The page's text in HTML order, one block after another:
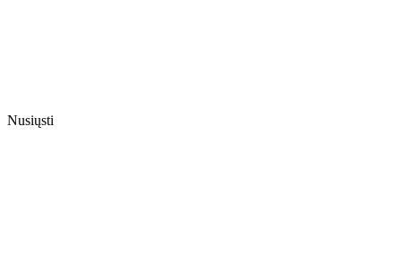
Nusiųsti